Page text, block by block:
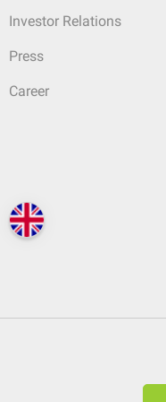
Investor Relations
Press
Career